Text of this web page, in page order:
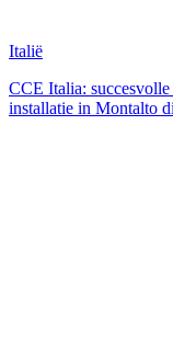
Italië
CCE Italia:
installatie in Montalto